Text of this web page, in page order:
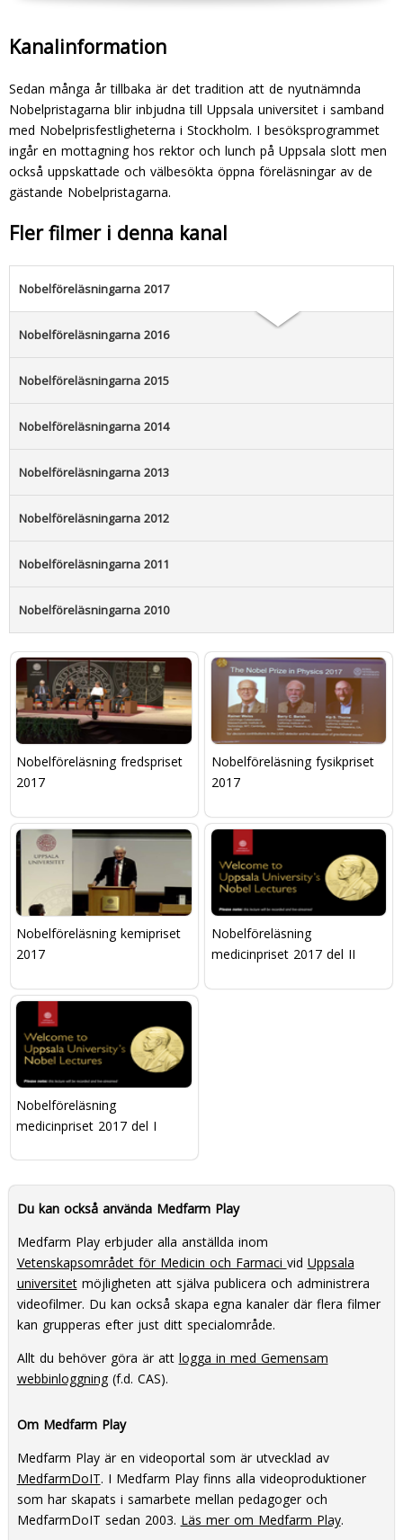
Kanalinformation
Sedan många år tillbaka är det tradition att de nyutnämnda
Nobelpristagarna blir inbjudna till Uppsala universitet i samband
med Nobelprisfestligheterna i Stockholm. I besöksprogrammet
ingår en mottagning hos rektor och lunch på Uppsala slott men
också uppskattade och välbesökta öppna föreläsningar av de
gästande Nobelpristagarna.
Fler filmer i denna kanal
Nobelföreläsningarna 2017
Nobelföreläsningarna 2016
Nobelföreläsningarna 2015
Nobelföreläsningarna 2014
Nobelföreläsningarna 2013
Nobelföreläsningarna 2012
Nobelföreläsningarna 2011
Nobelföreläsningarna 2010
Nobelföreläsning fredspriset
2017
Nobelföreläsning fysikpriset
2017
Nobelföreläsning kemipriset
2017
Nobelföreläsning
medicinpriset 2017 del II
Nobelföreläsning
medicinpriset 2017 del I
Du kan också använda Medfarm Play
Medfarm Play erbjuder alla anställda inom
Vetenskapsområdet för Medicin och Farmaci vid Uppsala
universitetmöjligheten att själva publicera och administrera
videofilmer. Du kan också skapa egna kanaler där flera filmer
kan grupperas efter just ditt specialområde.
Allt du behöver göra är att logga in med Gemensam
webbinloggning(f.d. CAS).
Om Medfarm Play
Medfarm Play är en videoportal som är utvecklad av
MedfarmDoIT. I Medfarm Play finns alla videoproduktioner
som har skapats i samarbete mellan pedagoger och
MedfarmDoIT sedan 2003. Läs mer om Medfarm Play.